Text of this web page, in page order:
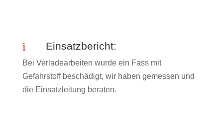
i Einsatzbericht:
Bei Verladearbeiten wurde ein Fass mit
Gefahrstoff beschädigt, wir haben gemessen und
die Einsatzleitung beraten.